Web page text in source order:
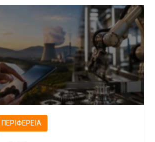
ΠΕΡΙΦΈΡΕΙΑ